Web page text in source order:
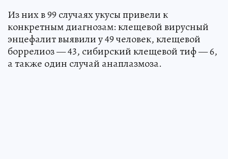
Из них в 99 случаях укусы привели к
конкретным диагнозам: клещевой вирусный
энцефалит выявили у 49 человек, клещевой
боррелиоз — 43, сибирский клещевой тиф — 6,
а также один случай анаплазмоза.